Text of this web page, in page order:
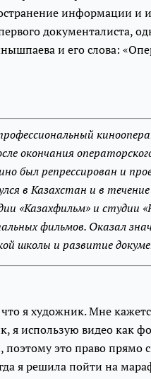
информации и
документалиста,
и его слова:
окончания
был репрессирован и
в Казахстан и в
«Казахфильм» и студии
фильмов. Оказал
школы и развитие
я художник. Мне
использую видео как
это право прямо
я решила пойти на